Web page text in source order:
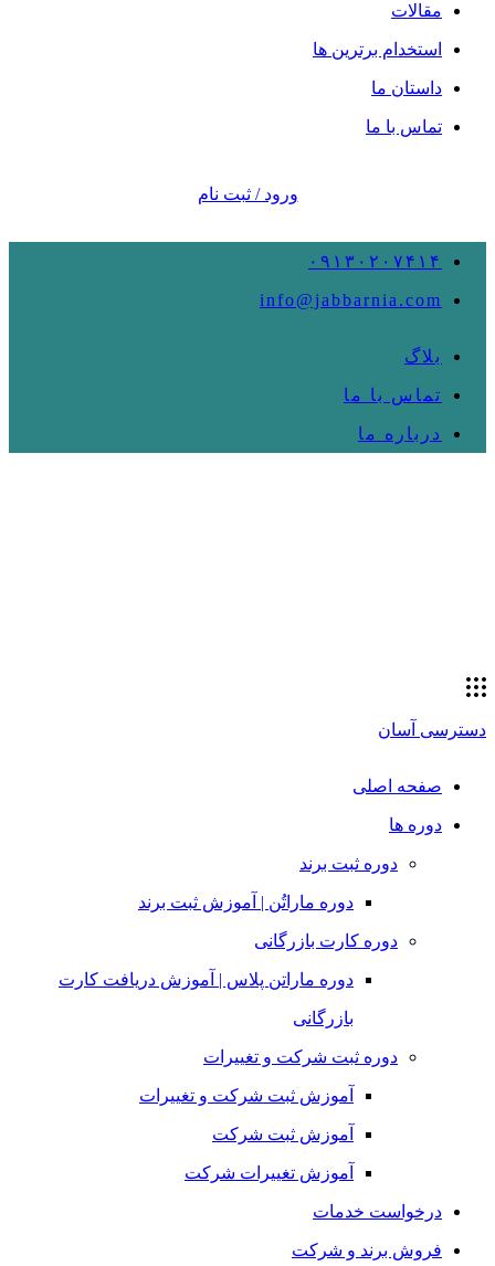
مقالات
استخدام برترین ها
داستان ما
تماس با ما
ورود / ثبت نام
۰۹۱۳۰۲۰۷۴۱۴
info@jabbarnia.com
بلاگ
تماس با ما
درباره ما
دسترسی آسان
صفحه اصلی
دوره ها
دوره ثبت برند
دوره ماراتُن | آموزش ثبت برند
دوره کارت بازرگانی
دوره ماراتن پلاس | آموزش دریافت کارت
بازرگانی
دوره ثبت شرکت و تغییرات
آموزش ثبت شرکت و تغییرات
آموزش ثبت شرکت
آموزش تغییرات شرکت
درخواست خدمات
فروش برند و شرکت